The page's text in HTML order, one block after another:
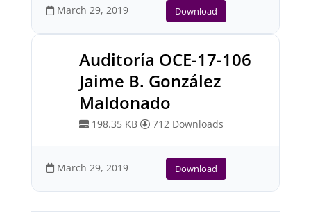
March 29, 2019 Download
Auditoría OCE-17-106
Jaime B. González
Maldonado
198.35 KB 712 Downloads
March 29, 2019 Download